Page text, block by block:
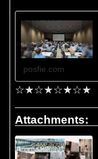
posfie.com
☆★☆★☆★☆★
Attachments: